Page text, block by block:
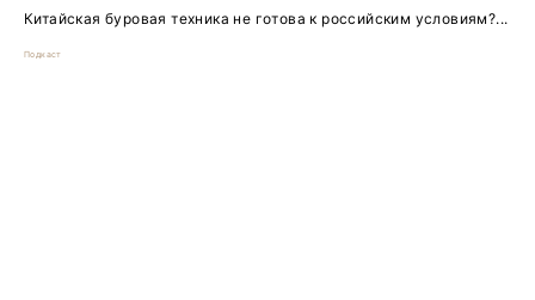
Китайская буровая техника не готова к российским условиям?...
Подкаст